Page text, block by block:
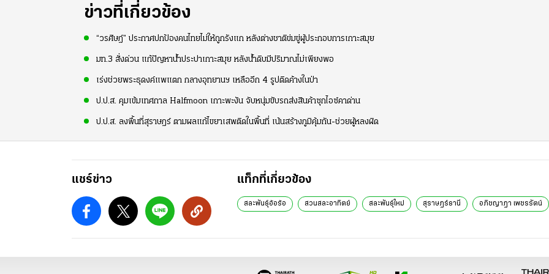
ข่าวที่เกี่ยวข้อง
“วรศิษฎ์” ประกาศปกป้องคนไทยไม่ให้ถูกรังแก หลังต่างชาติข่มขู่ผู้ประกอบการเกาะสมุย
มท.3 สั่งด่วน แก้ปัญหาน้ำประปาเกาะสมุย หลังน้ำดิบมีปริมาณไม่เพียงพอ
เร่งช่วยพระธุดงค์แพแตก กลางอุทยานฯ เหลืออีก 4 รูปติดค้างในป่า
ป.ป.ส. คุมเข้มเทศกาล Halfmoon เกาะพะงัน จับหนุ่มขับรถส่งสินค้าซุกไอซ์คาด่าน
ป.ป.ส. ลงพื้นที่สุราษฎร์ ตามผลแก้ไขยาเสพติดในพื้นที่ เน้นสร้างภูมิคุ้มกัน-ช่วยผู้หลงผิด
แชร์ข่าว แท็กที่เกี่ยวข้อง
สละพันธุ์อ้อร้อ สวนสละอาทิตย์ สละพันธุ์ใหม่ สุราษฎร์ธานี อภิชญาฎา เพชรรัตน์